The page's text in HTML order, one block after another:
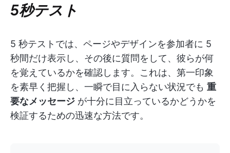
5秒テスト
5 秒テストでは、ページやデザインを参加者に 5
秒間だけ表示し、その後に質問をして、彼らが何
を覚えているかを確認します。これは、第一印象
を素早く把握し、一瞬で目に入らない状況でも 重
要なメッセージ が十分に目立っているかどうかを
検証するための迅速な方法です。